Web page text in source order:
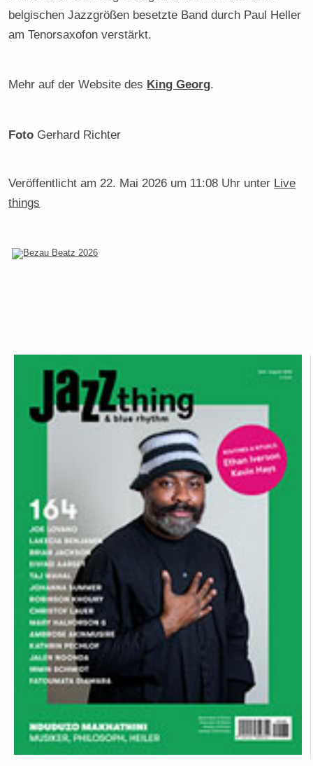
belgischen Jazzgrößen besetzte Band durch Paul Heller
am Tenorsaxofon verstärkt.
Mehr auf der Website des King Georg.
Foto Gerhard Richter
Veröffentlicht am 22. Mai 2026 um 11:08 Uhr unter Live
things